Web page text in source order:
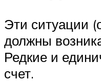
Эти ситуации
должны
Редкие и
счет.